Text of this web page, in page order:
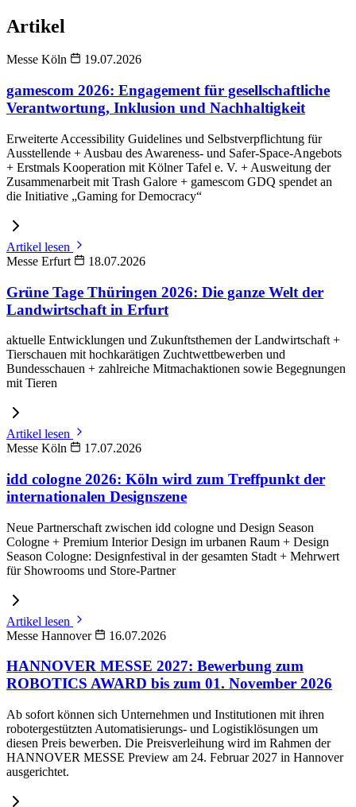
Artikel
Messe Köln 19.07.2026
gamescom 2026: Engagement für gesellschaftliche
Verantwortung, Inklusion und Nachhaltigkeit
Erweiterte Accessibility Guidelines und Selbstverpflichtung für
Ausstellende + Ausbau des Awareness- und Safer-Space-Angebots
+ Erstmals Kooperation mit Kölner Tafel e. V. + Ausweitung der
Zusammenarbeit mit Trash Galore + gamescom GDQ spendet an
die Initiative „Gaming for Democracy“
Artikel lesen
Messe Erfurt
18.07.2026
Grüne Tage Thüringen 2026: Die ganze Welt der
Landwirtschaft in Erfurt
aktuelle Entwicklungen und Zukunftsthemen der Landwirtschaft +
Tierschauen mit hochkarätigen Zuchtwettbewerben und
Bundesschauen + zahlreiche Mitmachaktionen sowie Begegnungen
mit Tieren
Artikel lesen
Messe Köln
17.07.2026
idd cologne 2026: Köln wird zum Treffpunkt der
internationalen Designszene
Neue Partnerschaft zwischen idd cologne und Design Season
Cologne + Premium Interior Design im urbanen Raum + Design
Season Cologne: Designfestival in der gesamten Stadt + Mehrwert
für Showrooms und Store-Partner
Artikel lesen
Messe Hannover
16.07.2026
HANNOVER MESSE 2027: Bewerbung zum
ROBOTICS AWARD bis zum 01. November 2026
Ab sofort können sich Unternehmen und Institutionen mit ihren
robotergestützten Automatisierungs- und Logistiklösungen um
diesen Preis bewerben. Die Preisverleihung wird im Rahmen der
HANNOVER MESSE Preview am 24. Februar 2027 in Hannover
ausgerichtet.